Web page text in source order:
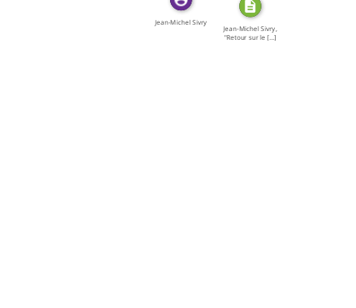
Jean-Michel Sivry
Jean-Michel Sivry,
"Retour sur le […]